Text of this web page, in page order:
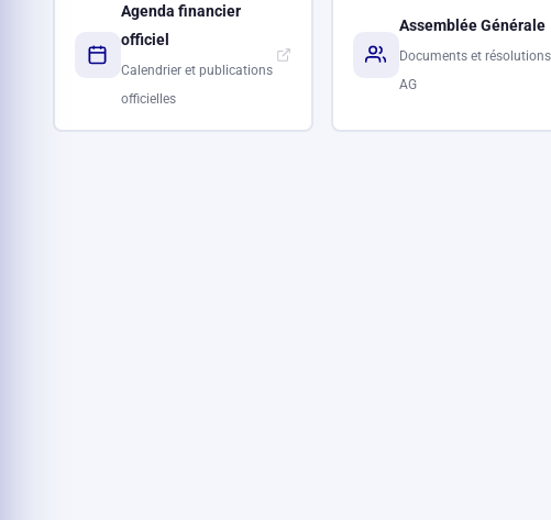
Agenda financier
officiel
Calendrier et publications
officielles
Assemblée Générale
Documents et résolutions
AG